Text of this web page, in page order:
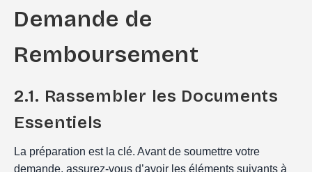
Demande de
Remboursement
2.1. Rassembler les Documents
Essentiels
La préparation est la clé. Avant de soumettre votre
demande, assurez-vous d’avoir les éléments suivants à